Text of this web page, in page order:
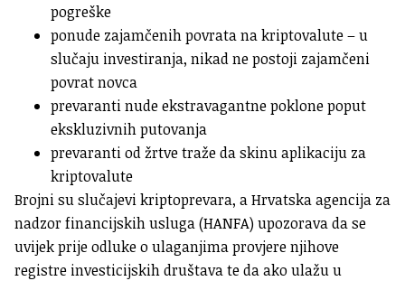
pogreške
ponude zajamčenih povrata na kriptovalute – u
slučaju investiranja, nikad ne postoji zajamčeni
povrat novca
prevaranti nude ekstravagantne poklone poput
ekskluzivnih putovanja
prevaranti od žrtve traže da skinu aplikaciju za
kriptovalute
Brojni su slučajevi kriptoprevara, a Hrvatska agencija za
nadzor financijskih usluga (HANFA) upozorava da se
uvijek prije odluke o ulaganjima provjere njihove
registre investicijskih društava te da ako ulažu u